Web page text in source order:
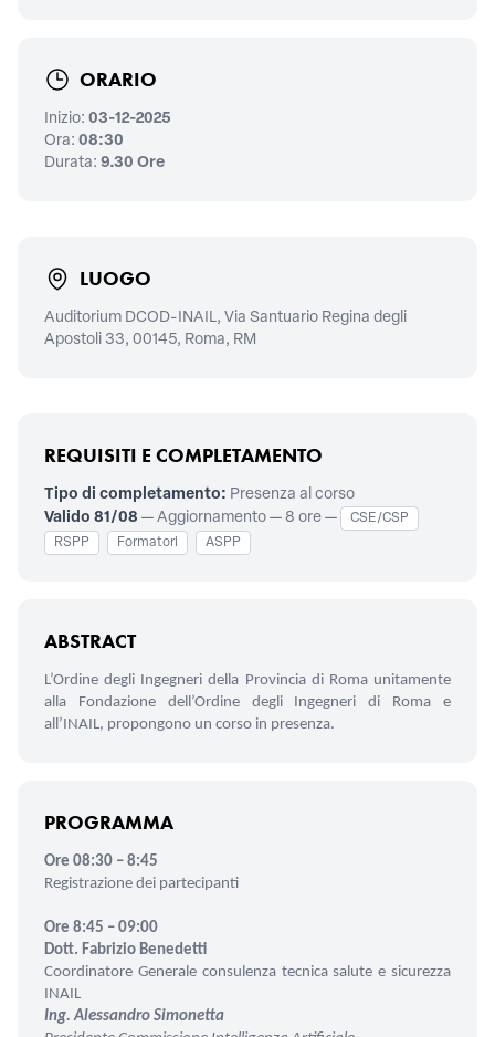
ORARIO
Inizio: 03-12-2025
Ora: 08:30
Durata: 9.30 Ore
LUOGO
Auditorium DCOD-INAIL, Via Santuario Regina degli
Apostoli 33, 00145, Roma, RM
REQUISITI E COMPLETAMENTO
Tipo di completamento: Presenza al corso
Valido 81/08 — Aggiornamento — 8 ore —
CSE/CSP
RSPP
Formatori ASPP
ABSTRACT
L’Ordine degli Ingegneri della Provincia di Roma unitamente
alla Fondazione dell’Ordine degli Ingegneri di Roma e
all’INAIL, propongono un corso in presenza.
PROGRAMMA
Ore 08:30 – 8:45
Registrazione dei partecipanti
Ore 8:45 – 09:00
Dott. Fabrizio Benedetti
Coordinatore Generale consulenza tecnica salute e sicurezza
INAIL
Ing. Alessandro Simonetta